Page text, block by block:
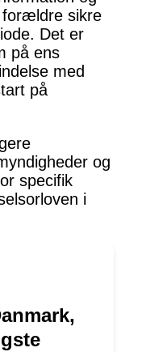
forældre sikre
Det er
på ens
med
på
og
specifik
i